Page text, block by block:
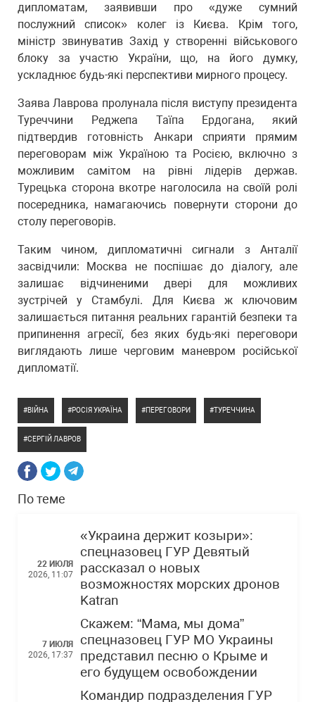
дипломатам, заявивши про «дуже сумний
послужний список» колег із Києва. Крім того,
міністр звинуватив Захід у створенні військового
блоку за участю України, що, на його думку,
ускладнює будь-які перспективи мирного процесу.
Заява Лаврова пролунала після виступу президента
Туреччини Реджепа Таїпа Ердогана, який
підтвердив готовність Анкари сприяти прямим
переговорам між Україною та Росією, включно з
можливим самітом на рівні лідерів держав.
Турецька сторона вкотре наголосила на своїй ролі
посередника, намагаючись повернути сторони до
столу переговорів.
Таким чином, дипломатичні сигнали з Анталії
засвідчили: Москва не поспішає до діалогу, але
залишає відчиненими двері для можливих
зустрічей у Стамбулі. Для Києва ж ключовим
залишається питання реальних гарантій безпеки та
припинення агресії, без яких будь-які переговори
виглядають лише черговим маневром російської
дипломатії.
ВІЙНА РОСІЯ УКРАЇНА ПЕРЕГОВОРИ ТУРЕЧЧИНА
СЕРГІЙ ЛАВРОВ
По теме
22 ИЮЛЯ
2026, 11:07
«Украина держит козыри»:
спецназовец ГУР Девятый
рассказал о новых
возможностях морских дронов
Katran
7 ИЮЛЯ
2026, 17:37
Скажем: “Мама, мы дома”
спецназовец ГУР МО Украины
представил песню о Крыме и
его будущем освобождении
Командир подразделения ГУР